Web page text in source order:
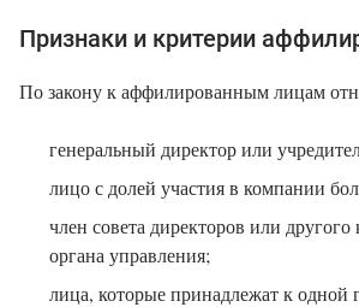
Признаки и критерии
По закону к аффилированным лицам
генеральный директор или
лицо с долей участия в компании
член совета директоров или другого
органа управления;
лица, которые принадлежат к одной